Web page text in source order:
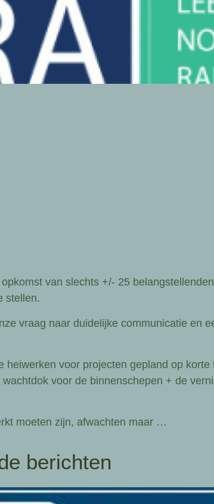
van slechts +/- 25
stellen.
vraag naar duidelijke communicatie en
heiwerken voor projecten gepland op korte
voor de binnenschepen + de
moeten zijn, afwachten maar …
berichten